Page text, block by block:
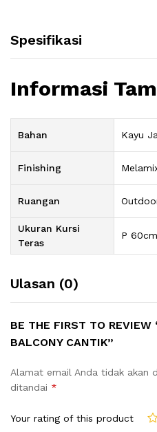
Spesifikasi
Informasi
Bahan Kayu
Finishing
Ruangan
Ukuran Kursi
Teras
P
Ulasan (0)
BE THE FIRST TO REVIEW
BALCONY CANTIK”
Alamat email Anda tidak akan
ditandai *
Your rating of this product